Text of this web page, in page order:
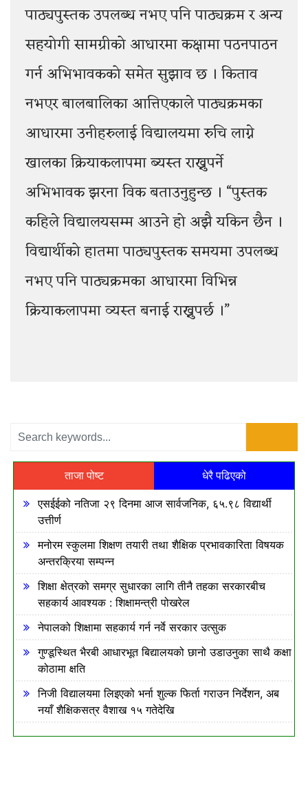
पाठ्यपुस्तक उपलब्ध नभए पनि पाठ्यक्रम र अन्य
सहयोगी सामग्रीको आधारमा कक्षामा पठनपाठन
गर्न अभिभावकको समेत सुझाव छ । किताव
नभएर बालबालिका आत्तिएकाले पाठ्यक्रमका
आधारमा उनीहरुलाई विद्यालयमा रुचि लाग्ने
खालका क्रियाकलापमा ब्यस्त राख्नुपर्ने
अभिभावक झरना विक बताउनुहुन्छ । “पुस्तक
कहिले विद्यालयसम्म आउने हो अझै यकिन छैन ।
विद्यार्थीको हातमा पाठ्यपुस्तक समयमा उपलब्ध
नभए पनि पाठ्यक्रमका आधारमा विभिन्न
क्रियाकलापमा व्यस्त बनाई राख्नुपर्छ ।”
ताजा पोष्ट धेरै पढिएको
एसईईको नतिजा २९ दिनमा आज सार्वजनिक, ६५.९८ विद्यार्थी
उत्तीर्ण
मनोरम स्कुलमा शिक्षण तयारी तथा शैक्षिक प्रभावकारिता विषयक
अन्तरक्रिया सम्पन्न
शिक्षा क्षेत्रको समग्र सुधारका लागि तीनै तहका सरकारबीच
सहकार्य आवश्यक : शिक्षामन्त्री पोखरेल
नेपालको शिक्षामा सहकार्य गर्न नर्वे सरकार उत्सुक
गुण्डूस्थित भैरबी आधारभूत बिद्यालयको छानो उडाउनुका साथै कक्षा
कोठामा क्षति
निजी विद्यालयमा लिइएको भर्ना शुल्क फिर्ता गराउन निर्देशन, अब
नयाँ शैक्षिकसत्र वैशाख १५ गतेदेखि